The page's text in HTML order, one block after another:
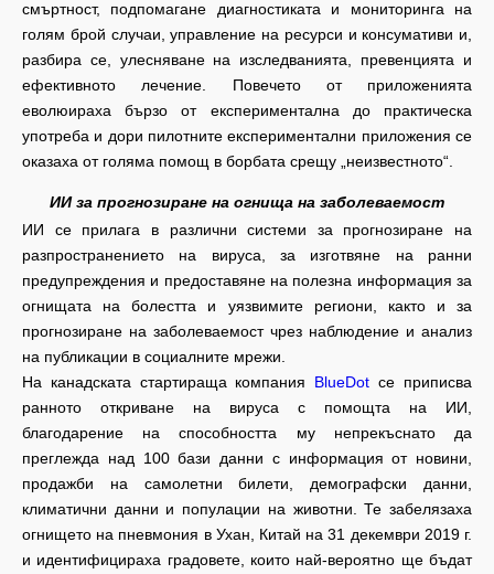
смъртност, подпомагане диагностиката и мониторинга на
голям брой случаи, управление на ресурси и консумативи и,
разбира се, улесняване на изследванията, превенцията и
ефективното лечение. Повечето от приложенията
еволюираха бързо от експериментална до практическа
употреба и дори пилотните експериментални приложения се
оказаха от голяма помощ в борбата срещу „неизвестното“.
ИИ за прогнозиране на огнища на заболеваемост
ИИ се прилага в различни системи за прогнозиране на
разпространението на вируса, за изготвяне на ранни
предупреждения и предоставяне на полезна информация за
огнищата на болестта и уязвимите региони, както и за
прогнозиране на заболеваемост чрез наблюдение и анализ
на публикации в социалните мрежи.
На канадската стартираща компания
BlueDot се приписва
ранното откриване на вируса с помощта на ИИ,
благодарение на способността му непрекъснато да
преглежда над 100 бази данни с информация от новини,
продажби на самолетни билети, демографски данни,
климатични данни и популации на животни. Те забелязаха
огнището на пневмония в Ухан, Китай на 31 декември 2019 г.
и идентифицираха градовете, които най-вероятно ще бъдат